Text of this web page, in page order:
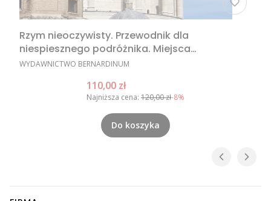
Rzym nieoczywisty. Przewodnik dla
niespiesznego podróżnika. Miejsca
nieoczywiste w Rzymie, nietypowe atrakcje
PRODUCENT
WYDAWNICTWO BERNARDINUM
Cena promocyjna
110,00 zł
Najniższa cena: 120,00 zł-8%
Do koszyka